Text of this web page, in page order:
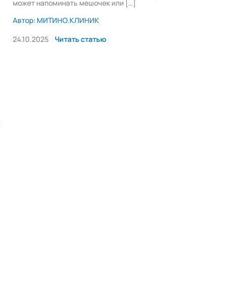
может напоминать мешочек или […]
Автор: МИТИНО.КЛИНИК
24.10.2025
Читать статью